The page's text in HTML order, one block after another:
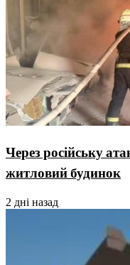
Через російську
житловий будинок
2 дні назад